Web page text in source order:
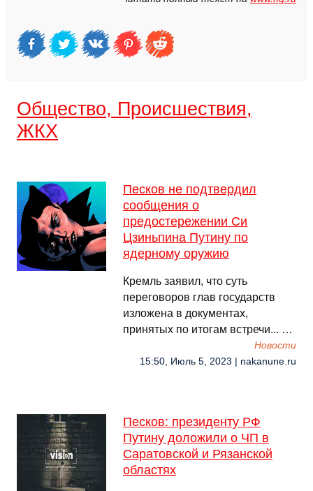
Общество, Происшествия,
ЖКХ
Песков не подтвердил
сообщения о
предостережении Си
Цзиньпина Путину по
ядерному оружию
Кремль заявил, что суть
переговоров глав государств
изложена в документах,
принятых по итогам встречи... …
Новости
15:50, Июль 5, 2023 | nakanune.ru
Песков: президенту РФ
Путину доложили о ЧП в
Саратовской и Рязанской
областях